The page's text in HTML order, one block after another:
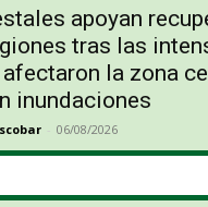
apoyan
tras las
la zona
inundaciones
- 06/08/2026